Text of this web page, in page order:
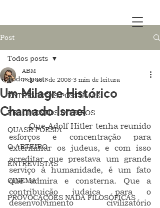
Post
Todos posts
ENTREVISTAS PÓSTUMAS
FRAGMENTOS INTEIROS
QUASE POESIA
O ARTEIRO
ENTREVISTAS
CINEMA
PROVOCAÇÕES NADA FILOSÓFICAS
Todos posts
Um Milagre Histórico
Chamado Israel
ABM
7 de set. de 2008 3 min de leitura
	Que Adolf Hitler tenha reunido
esforços e concentração para
exterminar os judeus, e com isso
acreditar que prestava um grande
serviço à humanidade, é um fato
que admira e consterna. Que a
contribuição judaica para o
desenvolvimento civilizatório